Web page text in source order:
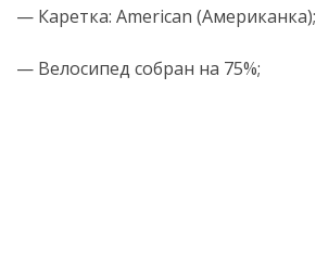
— Каретка: American (Американка);
— Велосипед собран на 75%;